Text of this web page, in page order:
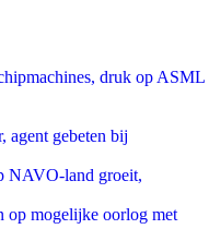
druk op ASML
agent gebeten bij
NAVO-land groeit,
op mogelijke oorlog met